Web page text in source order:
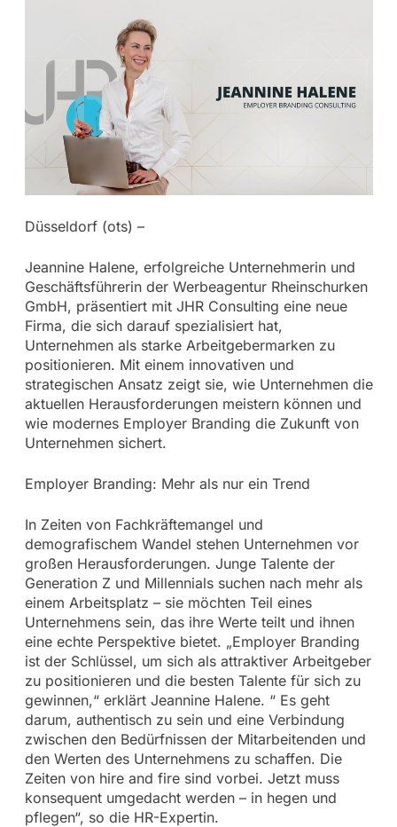
Düsseldorf (ots) –
Jeannine Halene, erfolgreiche Unternehmerin und
Geschäftsführerin der Werbeagentur Rheinschurken
GmbH, präsentiert mit JHR Consulting eine neue
Firma, die sich darauf spezialisiert hat,
Unternehmen als starke Arbeitgebermarken zu
positionieren. Mit einem innovativen und
strategischen Ansatz zeigt sie, wie Unternehmen die
aktuellen Herausforderungen meistern können und
wie modernes Employer Branding die Zukunft von
Unternehmen sichert.
Employer Branding: Mehr als nur ein Trend
In Zeiten von Fachkräftemangel und
demografischem Wandel stehen Unternehmen vor
großen Herausforderungen. Junge Talente der
Generation Z und Millennials suchen nach mehr als
einem Arbeitsplatz – sie möchten Teil eines
Unternehmens sein, das ihre Werte teilt und ihnen
eine echte Perspektive bietet. „Employer Branding
ist der Schlüssel, um sich als attraktiver Arbeitgeber
zu positionieren und die besten Talente für sich zu
gewinnen,“ erklärt Jeannine Halene. “ Es geht
darum, authentisch zu sein und eine Verbindung
zwischen den Bedürfnissen der Mitarbeitenden und
den Werten des Unternehmens zu schaffen. Die
Zeiten von hire and fire sind vorbei. Jetzt muss
konsequent umgedacht werden – in hegen und
pflegen“, so die HR-Expertin.